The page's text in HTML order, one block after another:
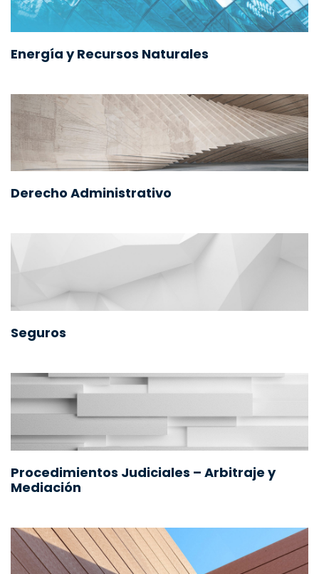
Energía y Recursos Naturales
Derecho Administrativo
Seguros
Procedimientos Judiciales – Arbitraje y
Mediación